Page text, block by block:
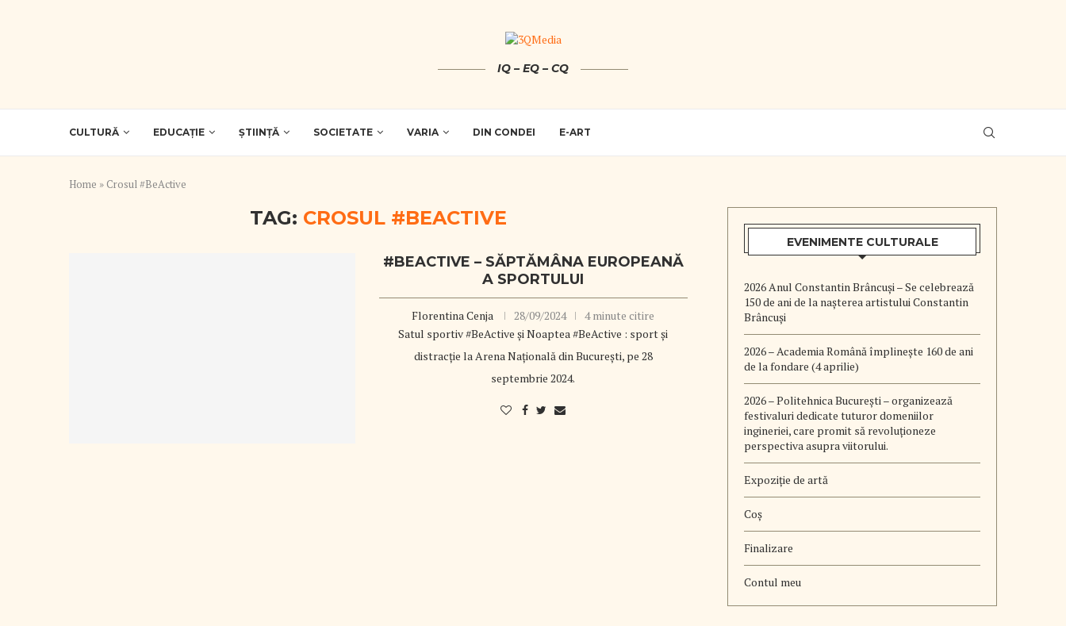
IQ – EQ – CQ
CULTURĂ EDUCAȚIE ȘTIINȚĂ SOCIETATE VARIA DIN CONDEI E-ART
Home » Crosul #BeActive
TAG: CROSUL #BEACTIVE
#BEACTIVE – SĂPTĂMÂNA EUROPEANĂ
A SPORTULUI
Florentina Cenja 28/09/2024
4 minute citire
Satul sportiv #BeActive și Noaptea #BeActive : sport și
distracție la Arena Națională din București, pe 28
septembrie 2024.
EVENIMENTE CULTURALE
2026 Anul Constantin Brâncuși – Se celebrează
150 de ani de la nașterea artistului Constantin
Brâncuși
2026 – Academia Română împlinește 160 de ani
de la fondare (4 aprilie)
2026 – Politehnica București – organizează
festivaluri dedicate tuturor domeniilor
ingineriei, care promit să revoluționeze
perspectiva asupra viitorului.
Expoziție de artă
Coș
Finalizare
Contul meu